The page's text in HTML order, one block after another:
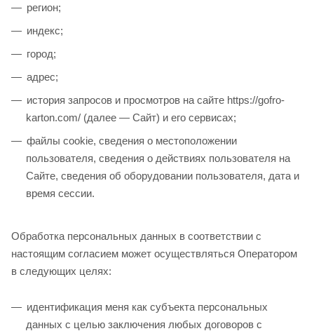
регион;
индекс;
город;
адрес;
история запросов и просмотров на сайте https://gofro-
karton.com/ (далее — Сайт) и его сервисах;
файлы cookie, сведения о местоположении
пользователя, сведения о действиях пользователя на
Сайте, сведения об оборудовании пользователя, дата и
время сессии.
Обработка персональных данных в соответствии с
настоящим согласием может осуществляться Оператором
в следующих целях:
идентификация меня как субъекта персональных
данных с целью заключения любых договоров с